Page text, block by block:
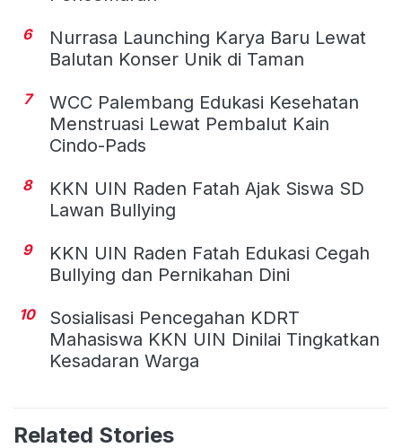
6
Nurrasa Launching Karya Baru Lewat
Balutan Konser Unik di Taman
7
WCC Palembang Edukasi Kesehatan
Menstruasi Lewat Pembalut Kain
Cindo-Pads
8
KKN UIN Raden Fatah Ajak Siswa SD
Lawan Bullying
9
KKN UIN Raden Fatah Edukasi Cegah
Bullying dan Pernikahan Dini
10
Sosialisasi Pencegahan KDRT
Mahasiswa KKN UIN Dinilai Tingkatkan
Kesadaran Warga
Related Stories